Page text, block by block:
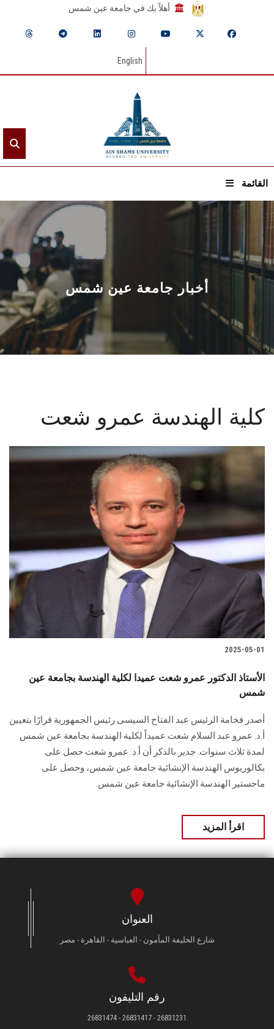
أهلاً بك في جامعة عين شمس
English
القائمة
الرئيسيـة
عن الجامعة
القطاعـات
الشئون الأكاديمية
البحث العلمي
المراكز والوحدات
الطلاب
هيئة التدريس
الدراسات العليا
الزائـرون
سجل الان
أخبار جامعة عين شمس
كلية الهندسة عمرو شعت
2025-05-01
الأستاذ الدكتور عمرو شعت عميدا لكلية الهندسة بجامعة عين
شمس
أصدر فخامة الرئيس عبد الفتاح السيسى رئيس الجمهورية قرارًا بتعيين
أ.د. عمرو عبد السلام شعت عميداً لكلية الهندسة بجامعة عين شمس
لمدة ثلاث سنوات. جدير بالذكر أن أ.د. عمرو شعت حصل على
بكالوريوس الهندسة الإنشائية جامعة عين شمس، وحصل على
ماجستير الهندسة الإنشائية جامعة عين شمس.
اقرأ المزيد
العنوان
شارع الخليفة المأمون - العباسية - القاهرة - مصر
رقم التليفون
26831231 - 26831417 - 26831474